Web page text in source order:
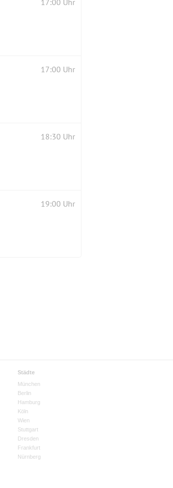
17:00 Uhr
18:30 Uhr
19:00 Uhr
Städte
München
Berlin
Hamburg
Köln
Wien
Stuttgart
Dresden
Frankfurt
Nürnberg